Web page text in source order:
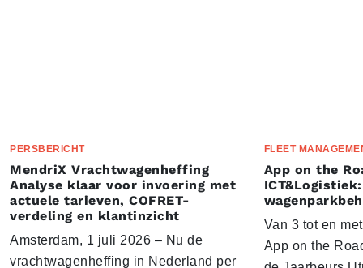
PERSBERICHT
MendriX Vrachtwagenheffing
Analyse klaar voor invoering met
actuele tarieven, COFRET-
verdeling en klantinzicht
Amsterdam, 1 juli 2026 – Nu de
vrachtwagenheffing in Nederland per
FLEET
App on the
Van 3 tot en
App on the